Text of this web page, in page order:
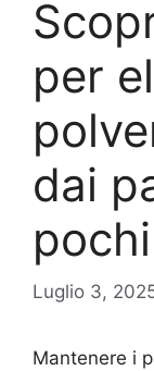
per
dai
Luglio 3,
Mantenere i